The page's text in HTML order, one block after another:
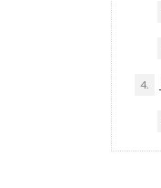
4.